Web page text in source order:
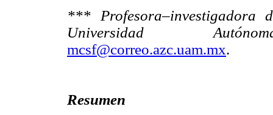
*** Profesora–investigadora
Universidad
mcsf@correo.azc.uam.mx.
Resumen